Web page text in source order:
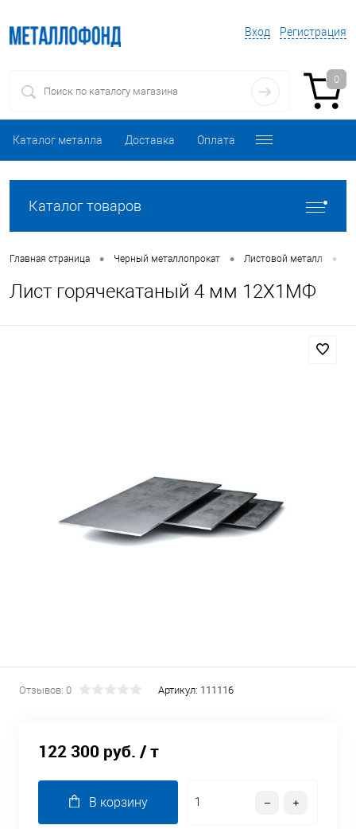
Вход Регистрация
0
Каталог металла Доставка Оплата
Каталог товаров
Главная страница • Черный металлопрокат • Листовой металл •
Лист горячекатаный 4 мм 12Х1МФ
Отзывов: 0 Артикул: 111116
122 300 руб. / т
В корзину